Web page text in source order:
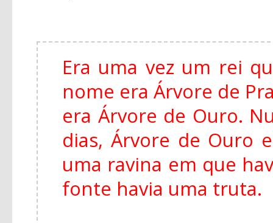
Era uma vez um rei
nome era Árvore de
era Árvore de Ouro.
dias, Árvore de Ouro
uma ravina em que
fonte havia uma truta.